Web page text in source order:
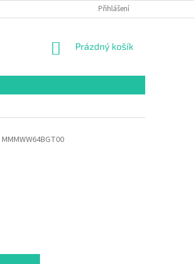
Přihlášení
NÁKUPNÍ
Prázdný košík
MMMWW64BGT00